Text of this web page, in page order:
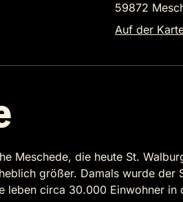
59872
Auf der
Meschede, die heute St.
größer. Damals wurde
circa 30.000 Einwohner in